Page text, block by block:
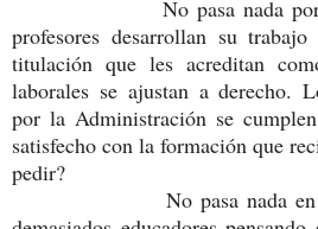
No pasa nada porque
profesores desarrollan su
titulación que les acreditan
laborales se ajustan a derecho.
por la Administración se
satisfecho con la formación que
pedir?
No pasa nada en la